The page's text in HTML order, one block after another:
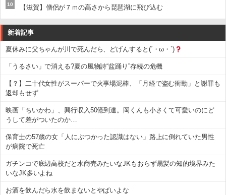
10 【滋賀】僧侶が７ｍの高さから琵琶湖に飛び込む
新着記事
夏休みに父ちゃんが川で死んだら、どげんすると(´・ω・`)
「うるさい」で消える?夏の風物詩“盆踊り”存続の危機
【？】二十代女性がスーパーで火事場泥棒、「月経で盗む衝動」と謝罪も
返却もせず
映画「ちいかわ」、興行収入50億到達。岡くんも小さくて可愛いのにど
うして差がついたのか…
保育士の57歳の女「人にぶつかった認識はない」路上に倒れていた男性
が病院で死亡
ガチンコで底辺高校だと水商売みたいなJKもおらず黒髪の知的境界みた
いなJK多いよね
お酒を飲んだら水を飲まないとやばいよな